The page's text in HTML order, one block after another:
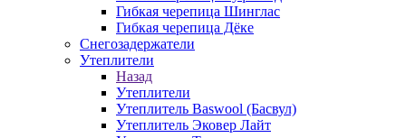
Гибкая черепица Шинглас
Гибкая черепица Дёке
Снегозадержатели
Утеплители
Назад
Утеплители
Утеплитель Baswool (Басвул)
Утеплитель Эковер Лайт